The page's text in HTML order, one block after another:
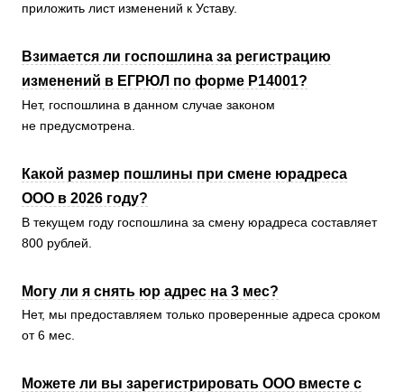
приложить лист изменений к Уставу.
Взимается ли госпошлина за регистрацию
изменений в ЕГРЮЛ по форме Р14001?
Нет, госпошлина в данном случае законом
не предусмотрена.
Какой размер пошлины при смене юрадреса
ООО в 2026 году?
В текущем году госпошлина за смену юрадреса составляет
800 рублей.
Могу ли я снять юр адрес на 3 мес?
Нет, мы предоставляем только проверенные адреса сроком
от 6 мес.
Можете ли вы зарегистрировать ООО вместе с